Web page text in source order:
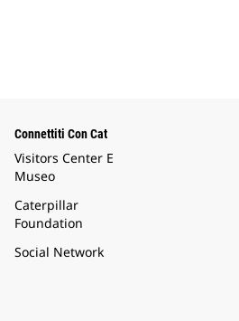
Connettiti Con Cat
Visitors Center E
Museo
Caterpillar
Foundation
Social Network